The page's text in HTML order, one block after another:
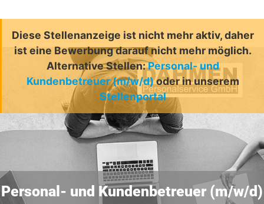
Diese Stellenanzeige ist nicht mehr aktiv, daher
ist eine Bewerbung darauf nicht mehr möglich.
Alternative Stellen:Personal- und
Kundenbetreuer (m/w/d)oder in unserem
Stellenportal
Personal- und Kundenbetreuer (m/w/d)